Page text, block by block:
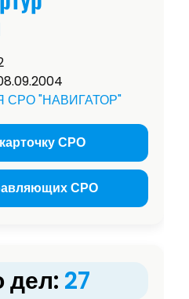
"НАВИГАТОР"
СРО
СРО
дел: 27